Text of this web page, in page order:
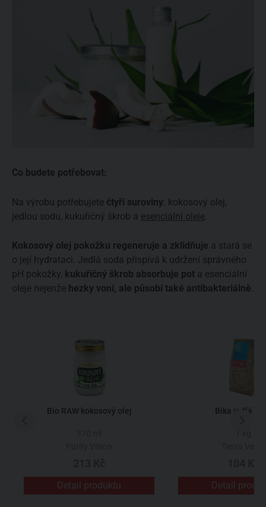
Co budete potřebovat:
Na výrobu potřebujete čtyři suroviny : kokosový olej,
jedlou sodu, kukuřičný škrob a esenciální oleje
Kokosový olej pokožku regeneruje a zklidňuje a stará se
o její hydrataci. Jedlá soda přispívá k udržení správného
pH pokožky, kukuřičný škrob absorbuje pot a esenciální
oleje nejenže hezky voní, ale působí také antibakteriálně
Bio RAW kokosový olej
Detail produktu
Bika jedlá
Detail